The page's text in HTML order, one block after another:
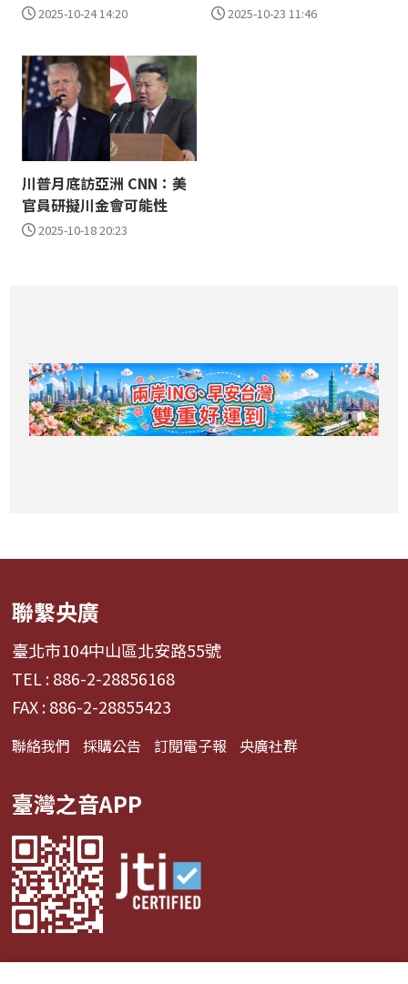
2025-10-24 14:20 2025-10-23 11:46
川普月底訪亞洲 CNN：美
官員研擬川金會可能性
2025-10-18 20:23
聯繫央廣
臺北市104中山區北安路55號
TEL : 886-2-28856168
FAX : 886-2-28855423
聯絡我們 採購公告 訂閱電子報 央廣社群
臺灣之音APP